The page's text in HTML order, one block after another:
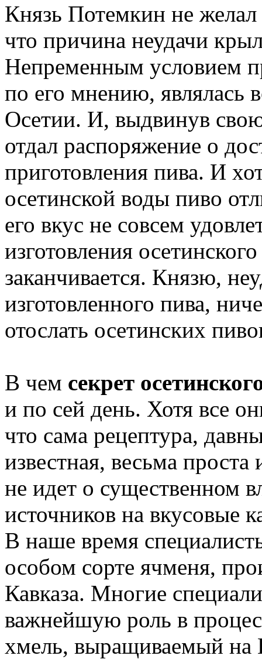
Князь Потемкин не
что причина неудачи
Непременным условием
по его мнению, являлась
Осетии. И, выдвинув
отдал распоряжение о
приготовления пива. И
осетинской воды пиво
его вкус не совсем
изготовления
заканчивается. Князю,
изготовленного пива,
отослать осетинских
В чем секрет
и по сей день. Хотя все
что сама рецептура,
известная, весьма
не идет о существенном
источников на вкусовые
В наше время
особом сорте ячменя,
Кавказа. Многие
важнейшую роль в
хмель, выращиваемый на